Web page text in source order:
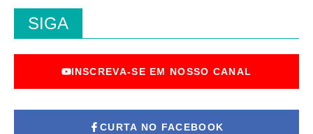
SIGA
INSCREVA-SE EM NOSSO CANAL
CURTA NO FACEBOOK